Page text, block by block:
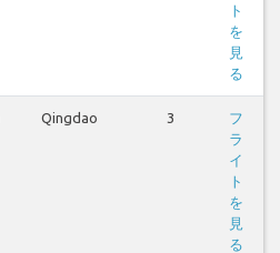
ト
を
見
る
Qingdao 3
フ
ラ
イ
ト
を
見
る